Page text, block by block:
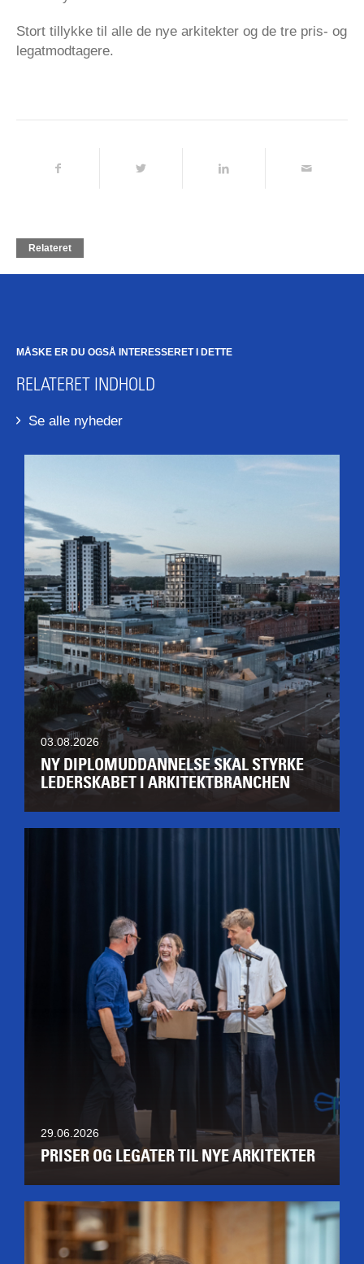
Stort tillykke til alle de nye arkitekter og de tre pris- og
legatmodtagere.
Relateret
MÅSKE ER DU OGSÅ INTERESSERET I DETTE
RELATERET INDHOLD
Se alle nyheder
03.08.2026
NY DIPLOMUDDANNELSE SKAL STYRKE
LEDERSKABET I ARKITEKTBRANCHEN
29.06.2026
PRISER OG LEGATER TIL NYE ARKITEKTER